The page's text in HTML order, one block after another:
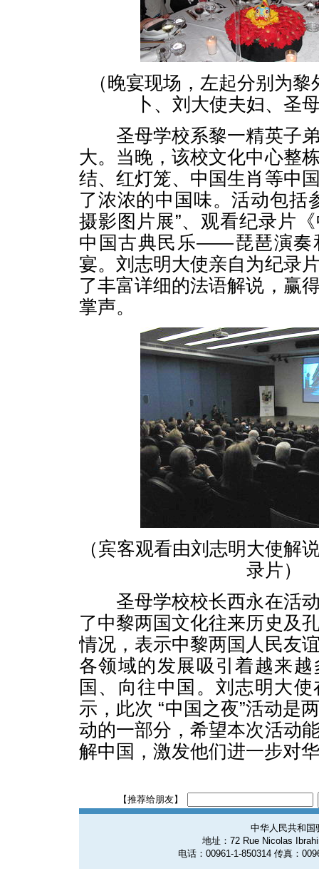
（晚宴现场，左起分别为
卜、刘大使夫妇、圣
圣母学校系黎一精英子弟
大。当晚，该校文化中心整
结、红灯笼、中国生肖等中
了浓浓的中国味。活动包括
摄影图片展”、观看纪录片
中国古典民乐——琵琶演奏
宴。刘志明大使亲自为纪录
了丰富详细的法语解说，赢
掌声。
（宾客观看由刘志明大使解
录片）
圣母学校校长西永在活动
了中黎两国文化往来历史及
情况，表示中黎两国人民友
各领域的发展吸引着越来
国、向往中国。刘志明大
示，此次 “中国之夜”活动是
动的一部分，希望本次活动
解中国，激发他们进一步对
【推荐给朋友】
中华人民共和国
地址：72 Rue Nicolas
电话：00961-1-850314 传真：